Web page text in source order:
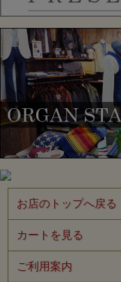
BR80644 Col.01(S.BRW)
お店のトップへ戻る
カートを見る
ご利用案内